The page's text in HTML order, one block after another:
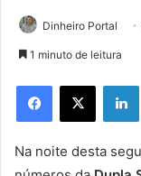
Dinheiro Portal
1 minuto de leitura
Facebook
X
Na noite desta